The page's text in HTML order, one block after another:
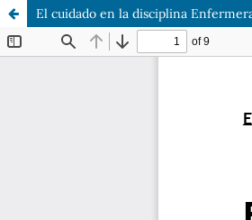
El cuidado en la disciplina